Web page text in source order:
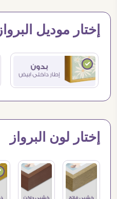
إختار موديل البرواز
إختار لون البرواز